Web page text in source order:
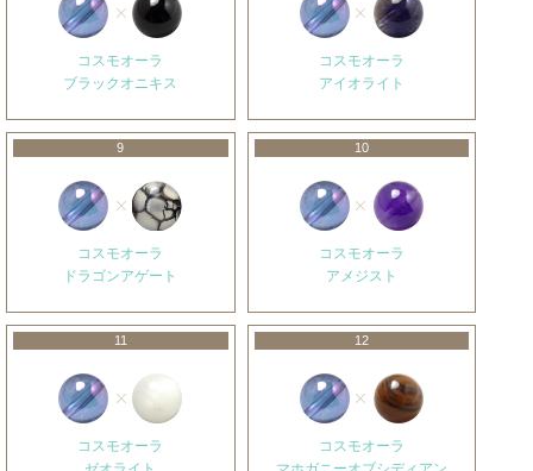
コスモオーラ
ブラックオニキス
コスモオーラ
アイオライト
9
コスモオーラ
ドラゴンアゲート
10
コスモオーラ
アメジスト
11
コスモオーラ
12
コスモオーラ